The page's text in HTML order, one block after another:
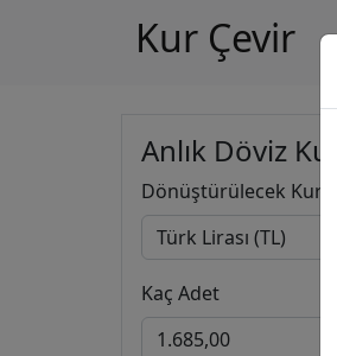
Kur Çevir
Anlık Döviz
Dönüştürülecek Kur
Kaç Adet